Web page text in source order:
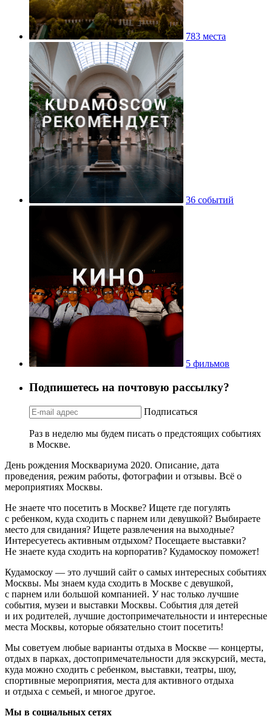
Историко-архивный институт РГГУ
5 фильмов
Подпишетесь на почтовую рассылку?
Подписаться
в Москве.
День рождения Москвариума 2020. Описание, дата
проведения, режим работы, фотографии и отзывы. Всё о
мероприятиях Москвы.
Не знаете что посетить в Москве? Ищете где погулять